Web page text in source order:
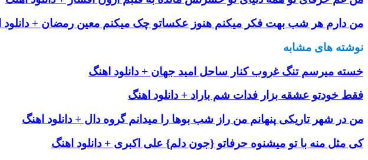
من دارم هر شب بهت فکر میکنم هنوز عکساتو چک میکنم معین رمضان + دانلود
نوشته های مشابه
خسته میرسم تنگ غروب کنار ساحل امید جهان + دانلود اهنگ
فقط خودتو عشقه بزار فدات شم باراد + دانلود اهنگ
من در شهر تاریکی پنهانم من راز شب بوها را میدانم گروه دال + دانلود اهنگ
کی مثل منه با تو میشنوه حرفاتو {جون دلم} علی اکبری + دانلود اهنگ